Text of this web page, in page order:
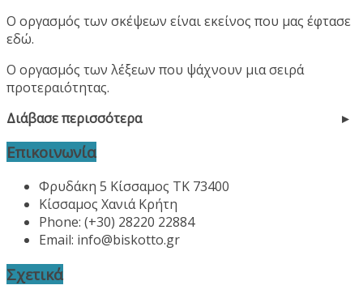
Ο οργασμός των σκέψεων είναι εκείνος που μας έφτασε
εδώ.
Ο οργασμός των λέξεων που ψάχνουν μια σειρά
προτεραιότητας.
Διάβασε περισσότερα
Επικοινωνία
Φρυδάκη 5 Κίσσαμος ΤΚ 73400
Κίσσαμος Χανιά Κρήτη
Phone: (+30) 28220 22884
Email: info@biskotto.gr
Σχετικά